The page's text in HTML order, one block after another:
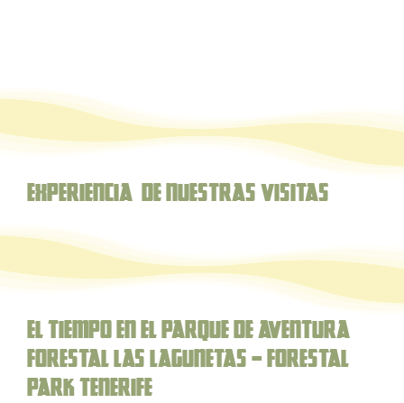
Experiencia de nuestras Visitas
El Tiempo en el parque de aventura
forestal Las Lagunetas – Forestal
Park Tenerife